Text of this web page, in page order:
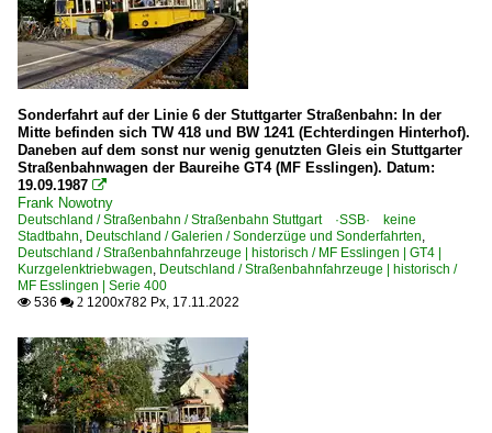
Sonderfahrt auf der Linie 6 der Stuttgarter Straßenbahn: In der
Mitte befinden sich TW 418 und BW 1241 (Echterdingen Hinterhof).
Daneben auf dem sonst nur wenig genutzten Gleis ein Stuttgarter
Straßenbahnwagen der Baureihe GT4 (MF Esslingen). Datum:
19.09.1987 
Frank Nowotny
Deutschland / Straßenbahn / Straßenbahn Stuttgart ·SSB· keine
Stadtbahn, Deutschland / Galerien / Sonderzüge und Sonderfahrten,
Deutschland / Straßenbahnfahrzeuge | historisch / MF Esslingen | GT4 |
Kurzgelenktriebwagen, Deutschland / Straßenbahnfahrzeuge | historisch /
MF Esslingen | Serie 400
 536  2 1200x782 Px, 17.11.2022